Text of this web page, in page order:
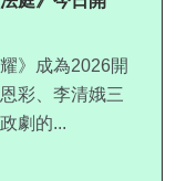
》成為2026開
彩、李清娥三
劇的...